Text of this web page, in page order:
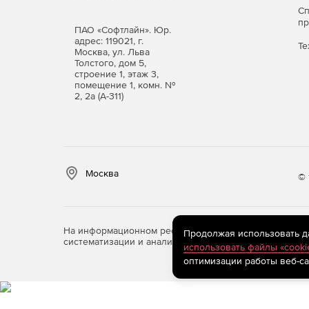
Windows Server
2016
Windows 10
Windows 8
x64 /
itanium
ПАО «Софтлайн». Юр.
адрес: 119021, г.
Москва, ул. Льва
Толстого, дом 5,
строение 1, этаж 3,
помещение 1, комн. №
2, 2а (А-311)
Москва ©
На информационном ресурсе store.softline.ru
систематизации и анализа сведений, относящихся
Продолжая использовать
использовать файлы
оптимизации работы веб-